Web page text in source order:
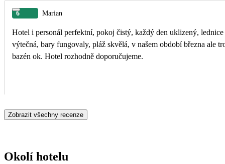
6 Marian
Hotel i personál perfektní, pokoj čistý, každý den uklizený, lednice
výtečná, bary fungovaly, pláž skvělá, v našem období března ale
bazén ok. Hotel rozhodně doporučujeme.
Zobrazit všechny recenze
Okolí hotelu